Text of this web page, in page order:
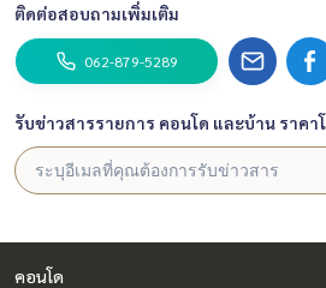
ติดต่อสอบถามเพิ่มเติม
062-879-5289
รับข่าวสารรายการ คอนโด และบ้าน ราคา
คอนโด